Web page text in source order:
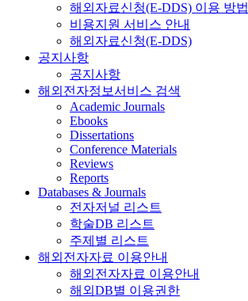
해외자료신청(E-DDS) 이용 방법
비용지원 서비스 안내
해외자료신청(E-DDS)
공지사항
공지사항
해외전자정보서비스 검색
Academic Journals
Ebooks
Dissertations
Conference Materials
Reviews
Reports
Databases & Journals
전자저널 리스트
학술DB 리스트
주제별 리스트
해외전자자료 이용안내
해외전자자료 이용안내
해외DB별 이용권한